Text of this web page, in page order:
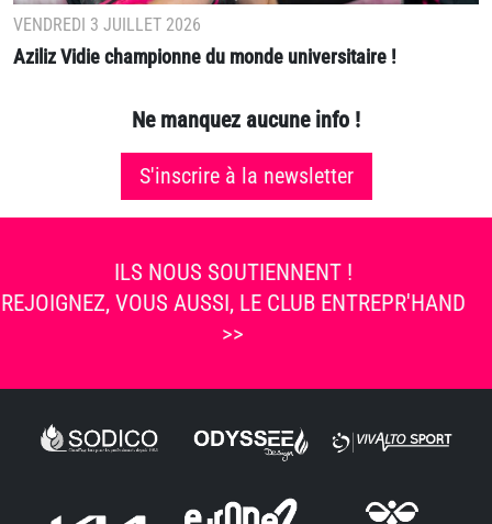
VENDREDI 3 JUILLET 2026
Aziliz Vidie championne du monde universitaire !
Ne manquez aucune info !
S'inscrire à la newsletter
ILS NOUS SOUTIENNENT !
REJOIGNEZ, VOUS AUSSI, LE CLUB ENTREPR'HAND
>>